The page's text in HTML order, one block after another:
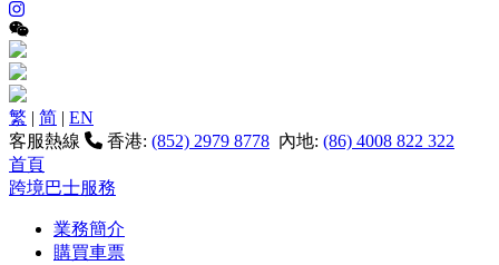
繁 | 简 | EN
客服熱線
香港: (852) 2979 8778 內地: (86) 4008 822 322
首頁
跨境巴士服務
業務簡介
購買車票